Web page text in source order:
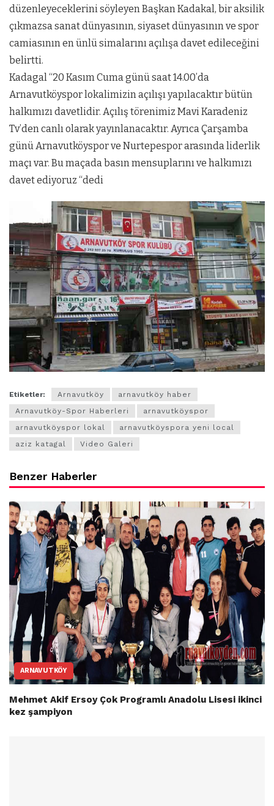
düzenleyeceklerini söyleyen Başkan Kadakal, bir aksilik
çıkmazsa sanat dünyasının, siyaset dünyasının ve spor
camiasının en ünlü simalarını açılışa davet edileceğini
belirtti.
Kadagal “20 Kasım Cuma günü saat 14.00’da
Arnavutköyspor lokalimizin açılışı yapılacaktır bütün
halkımızı davetlidir. Açılış törenimiz Mavi Karadeniz
Tv’den canlı olarak yayınlanacaktır. Ayrıca Çarşamba
günü Arnavutköyspor ve Nurtepespor arasında liderlik
maçı var. Bu maçada basın mensuplarını ve halkımızı
davet ediyoruz “dedi
Etiketler: Arnavutköy
arnavutköy haber
Arnavutköy-Spor Haberleri
arnavutköyspor
arnavutköyspor lokal
arnavutköyspora yeni local
aziz katagal
Video Galeri
Benzer Haberler
ARNAVUTKÖY
Mehmet Akif Ersoy Çok Programlı Anadolu Lisesi ikinci
kez şampiyon